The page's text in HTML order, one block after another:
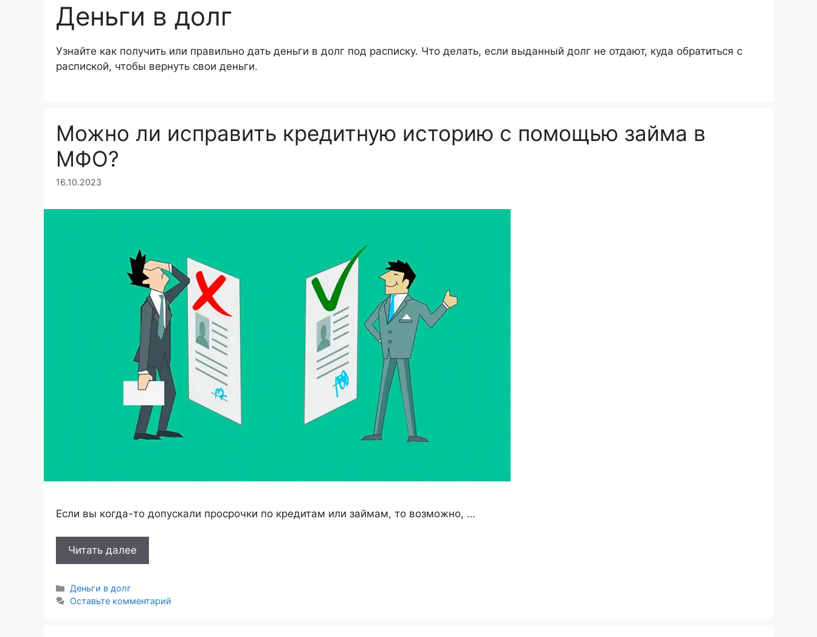
Деньги в долг
Узнайте как получить или правильно дать деньги в долг под расписку. Что делать, если выданный долг не отдают, куда обратиться с
распиской, чтобы вернуть свои деньги.
Можно ли исправить кредитную историю с помощью займа в
МФО?
16.10.2023
Если вы когда-то допускали просрочки по кредитам или займам, то возможно, …
Читать далее
Рубрики
Деньги в долг
Оставьте комментарий